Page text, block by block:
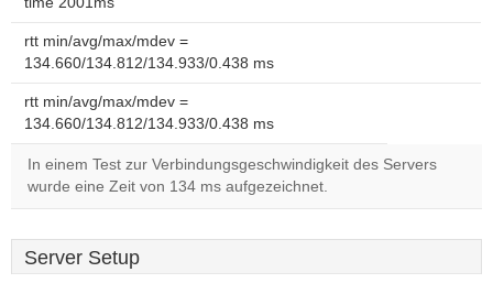
rtt min/avg/max/mdev =
134.660/134.812/134.933/0.438 ms
rtt min/avg/max/mdev =
134.660/134.812/134.933/0.438 ms
In einem Test zur Verbindungsgeschwindigkeit des Servers
wurde eine Zeit von 134 ms aufgezeichnet.
Server Setup